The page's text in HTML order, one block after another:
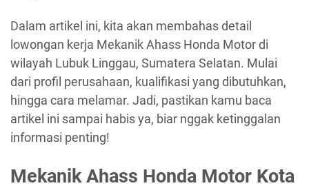
Dalam artikel ini, kita akan membahas detail
lowongan kerja Mekanik Ahass Honda Motor di
wilayah Lubuk Linggau, Sumatera Selatan. Mulai
dari profil perusahaan, kualifikasi yang dibutuhkan,
hingga cara melamar. Jadi, pastikan kamu baca
artikel ini sampai habis ya, biar nggak ketinggalan
informasi penting!
Mekanik Ahass Honda Motor Kota